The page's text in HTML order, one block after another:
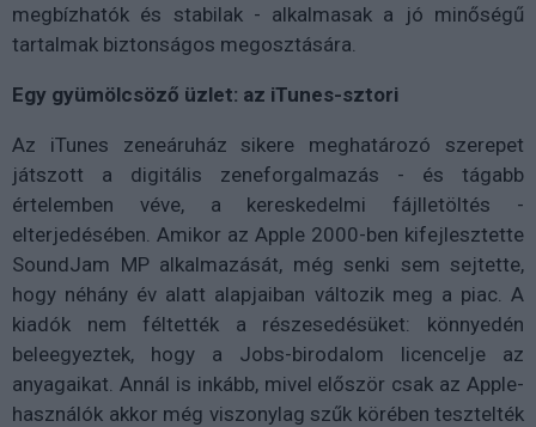
megbízhatók és stabilak - alkalmasak a jó minőségű
tartalmak biztonságos megosztására.
Egy gyümölcsöző üzlet: az iTunes-sztori
Az iTunes zeneáruház sikere meghatározó szerepet
játszott a digitális zeneforgalmazás - és tágabb
értelemben véve, a kereskedelmi fájlletöltés -
elterjedésében. Amikor az Apple 2000-ben kifejlesztette
SoundJam MP alkalmazását, még senki sem sejtette,
hogy néhány év alatt alapjaiban változik meg a piac. A
kiadók nem féltették a részesedésüket: könnyedén
beleegyeztek, hogy a Jobs-birodalom licencelje az
anyagaikat. Annál is inkább, mivel először csak az Apple-
használók akkor még viszonylag szűk körében tesztelték